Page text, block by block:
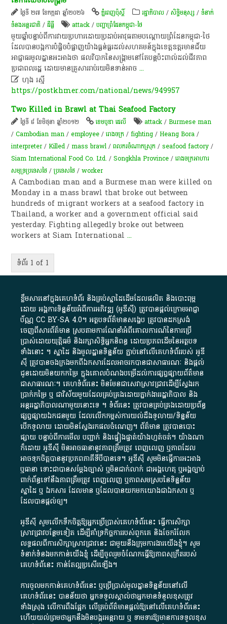
ថ្ងៃទី ២៧ ខែកក្កដា ឆ្នាំ២០២៦ ភ្នំពេញប៉ុស្តិ៍ រដ្ឋាភិបាល /សិទ្ធិមនុស្ស /ទំនាក់
ទំនងអន្តរជាតិ /ដីធ្លី attack /បញ្ហាព្រំដែនកម្ពុជា-ថៃ
មួយ​ឆ្នាំ​បន្ទាប់​ពី​ការ​វាយប្រហារ​ដោយ​ប្រដាប់​អាវុធ​តាម​បណ្តោយ​ព្រំដែន​កម្ពុជា​-​ថៃ​
ដែល​បាន​បង្ក​ការ​បំផ្លិចបំផ្លាញ​យ៉ាងធ្ងន់ធ្ងរ​ដល់​សហគមន៍​ក្នុង​ខេត្តឧត្តរមានជ័យ​
អាជ្ញាធរ​មូលដ្ឋាន​អះអាង​ថា​ ផលវិបាក​នៃ​សង្គ្រាម​នៅ​តែ​បន្ត​ប៉ះពាល់​ដល់​ជីវភាព​
ប្រជាពលរដ្ឋ​ ដោយ​មានគ្រួសារ​រាប់រយ​មិន​ទាន់​អាច...
 ហុង រស្មី
https://postkhmer.com/national/news/949957
Two Killed in Brawl at Thai Seafood Factory
ថ្ងៃទី ៨ ខែមិថុនា ឆ្នាំ២០១២ ខេមបូឌា ដេលី attack /Burmese man
/Cambodian man / employee /រោងចក្រ /fighting /Heang Bora /
interpreter/Killed /mass brawl /ពលករចំណាកស្រុក /seafood factory /
Siam International Food Co. Ltd. /Songkhla Province /​រោងចក្រ​អាហារ​
សមុទ្រ​ប្រទេស​ថៃ /ប្រទេសថៃ /worker
A Cambodian man and a Burmese man were killed on
Monday in a mass brawl that broke out between
hundreds of migrant workers at a seafood factory in
Thailand, a worker and a government official said
yesterday. Fighting allegedly broke out between
workers at Siam International...
ទំព័រ 1 of 1
ខ្លឹមសារ​នៅ​ក្នុង​គេហទំព័រ និង​គ្រប់​ស្នា​ដៃ​ដើម​ដែល​ផលិត​ និង​បោះពុម្ព​
ដោយ​ អង្គការ​ទិន្នន័យ​អំពី​ការអភិវឌ្ឍ​​ (អូ​ឌី​ស៊ី)​ ត្រូវ​បាន​ផ្តល់​ក្រោម​អាជ្ញា
ប័ណ្ណ​CC BY-SA 4.0។​ អត្ថបទ​ព័ត៌មាន​សង្ខេប​ ត្រូវ​បាន​ដកស្រង់​
ចេញពី​សារព័ត៌មាន ស្របតាមការ​ណែនាំ​អំពី​គោលការណ៍​នៃ​ការ​ប្រើ
ប្រាស់​ដោយ​យុត្តិធម៌​ និង​រក្សាសិទ្ធិអ្នកនិពន្ធ ដោយ​ប្រភពដើម​នៃ​​អត្ថបទ
ទាំង​នោះ​ ។​ ស្នាដៃ​ និង​មូលដ្ឋាន​ទិន្នន័យ ​ភ្ជាប់​នៅ​លើ​គេហទំព័រ​របស់​ អូ​ឌី​
ស៊ី​ ត្រូវ​បាន​ចងក្រង​មក​ពី​ឯកសារ​ដែល​អាច​រក​បានជា​សាធារណៈ​ និង​ផ្តល់​
ជូន​ដោយ​មិន​យក​កម្រៃ​ ក្នុង​គោលបំណង​បម្រើ​ដល់ការ​ផ្សព្វផ្សាយ​ព័ត៌មាន​
ជា​សាធារណៈ​។​ គេហទំព័រ​នេះ​ មិនមែន​ជា​សេវា​ស្រាវជ្រាវ​ដើម្បី​ស្វែងរក
ប្រាក់​កម្រៃ​ ឬ​ ជា​វិស័យ​មួយ​ដែល​គ្រប់គ្រង​ដោយ​ភ្នាក់ងារ​រដ្ឋាភិបាល​ និង ​
អន្តររដ្ឋាភិបាល​ណាមួយ​នោះ​ទេ ​។​ ទំព័រ​នេះ​ ត្រូវ​បាន​គ្រប់គ្រង​ដោយ​ប្រព័ន្ធ​
ផ្សព្វផ្សាយ​ឯកជន​មួយ​ ដែល​លើកកម្ពស់​ការ​យល់​ដឹង​ទូលាយ​/​ទិន្នន័យ​
បើក​ទូលាយ​ ដោយ​មិនស្វែង​រក​ផល​ចំណេញ​។​ ព័ត៌មាន​ ត្រូវ​បាន​បោះ
ផ្សាយ​ បន្ទាប់​ពី​ការ​មើល​ បញ្ជាក់​ និង​ផ្ទៀងផ្ទាត់​យ៉ាង​ហ្មត់ចត់​។​ យ៉ាងណា​
ក៏​ដោយ​ អូ​ឌី​ស៊ី​ មិន​អាច​ធានា​នូវ​ភាព​ត្រឹមត្រូវ​ ពេញលេញ​ ឬ​ភាព​ដែល​
អាច​ទុកចិត្ត​បាននូវ​ប្រភព​ភាគី​ទី​បី​បាន​ទេ​។​ អូ​ឌី​ស៊ី​ សូម​មិន​ធ្វើការ​អះអាង​
ឬ​ធានា​ ទោះជា​បាន​សម្តែង​ច្បាស់​ ឬ​មិន​ជាក់លាក់​ ជា​អង្គហេតុ​ ឬ​អង្គច្បាប់​
ពាក់ព័ន្ធ​ទៅ​នឹង​ភាព​ត្រឹមត្រូវ​ ពេញលេញ​ ឬ​ភាព​សម​ស្រប​នៃ​ទិន្នន័យ​
ស្នាដៃ​ ឬ​ ឯកសារ​ ដែល​មាន​ ឬ​ដែល​បាន​យក​មក​យោង​ជា​ឯកសារ​ ឬ​
ដែល​បាន​ផ្តល់​ឲ្យ​។
អូឌីស៊ី សូមលើកទឹកចិត្តឱ្យអ្នកប្រើប្រាស់គេហទំព័រនេះ ធ្វើការសិក្សា
ស្រាវជ្រាវបន្ថែមទៀត ដើម្បីគាំទ្រកិច្ចការ​របស់ពួកគេ និងចែករំលែក
លទ្ធផលពីការសិក្សាស្រាវជ្រាវនេះ ជាមួយនឹងក្រុមការងារយើងខ្ញុំ។ សូម
ទំនាក់ទំនងមកកាន់យើងខ្ញុំ ដើម្បីចូលរួមចំណែកធ្វើឱ្យភាពសុក្រឹតរបស់
គេហទំព័នេះ កាន់តែល្អប្រសើរឡើង។
ការចូលមកកាន់គេហទំព័រនេះ ឬប្រើប្រាស់មូលដ្ឋានទិន្នន័យនៅលើ
គេហទំព័រនេះ បានន័យថា អ្នកទទួលស្គាល់ថាអ្នកមានទំនួលខុសត្រូវ
ទាំងស្រុង លើការពឹងផ្អែក លើគ្រប់ព័ត៌មានផ្តល់ឱ្យនៅលើគេហទំព័រនេះ
ហើយយល់ព្រមថាអ្នកនឹងមិនបង្ករអន្តរាយ ឬ ទាមទារ​ឱ្យមានការទទួលខុស​